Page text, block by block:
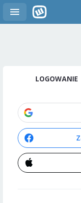
LOGOWANIE